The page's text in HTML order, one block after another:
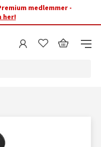
medlemmer -
her!